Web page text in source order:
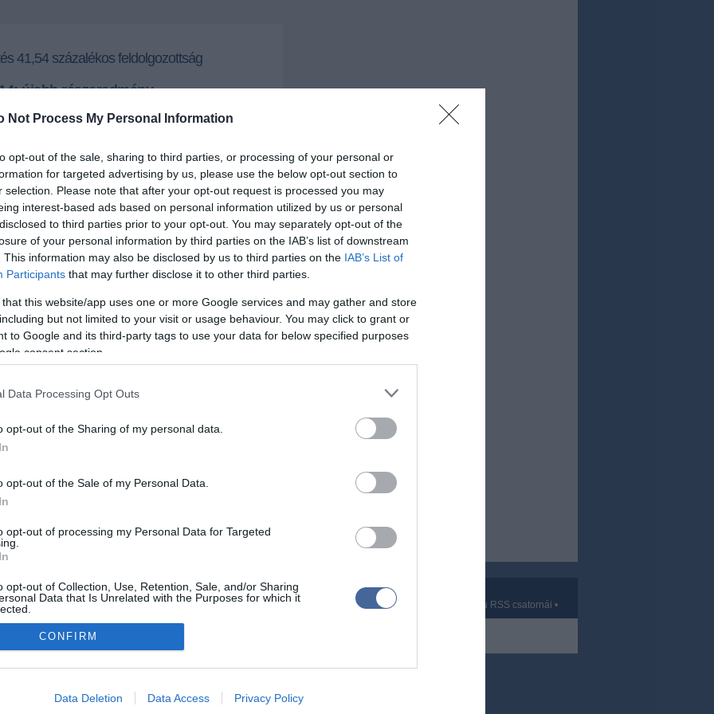
Not Process My Personal Information
opt-out of the sale, sharing to third parties, or processing of your personal or
for targeted advertising by us, please use the below opt-out section to
selection. Please note that after your opt-out request is processed you may
interest-based ads based on personal information utilized by us or personal
to third parties prior to your opt-out. You may separately opt-out of the
of your personal information by third parties on the IAB’s list of downstream
This information may also be disclosed by us to third parties on the IAB’s List of
Participants that may further disclose it to other third parties.
that this website/app uses one or more Google services and may gather and store
but not limited to your visit or usage behaviour. You may click to grant or
to Google and its third-party tags to use your data for below specified purposes
consent section.
Data Processing Opt Outs
opt-out of the Sharing of my personal data.
opt-out of the Sale of my Personal Data.
opt-out of processing my Personal Data for Targeted
opt-out of Collection, Use, Retention, Sale, and/or Sharing
Data that Is Unrelated with the Purposes for which it
allow Google to enable storage related to advertising like cookies on
CONFIRM
Data Deletion Data Access Privacy Policy
41,54 százalékos feldolgozottság
újabb részeredmény
listákra leadott szavazatok 52,79 százalékos
a pártlistákra leadott szavazatok számait!
+ -
és a nemzetiségi listákra leadott összes
1.921.445
írások:
a magyar külképviseleteken
úton" tudta meg a választási adatokat
ma még nem lesz pontos eredmény
szoftver és szerkesztőségi CMS, DMS rendszer:© PortalWare, 2017 Magnum IT Kft.
•Adatvédelmi nyiltakozat•Fórum•Írj Nekünk!• Olvasói és moderálási alapelvek •Partnerek ma.hu RSS csatornái •